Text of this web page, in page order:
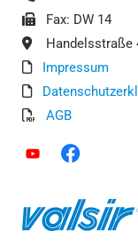
 Fax: DW 14
Handelsstraße
 Impressum

 AGB